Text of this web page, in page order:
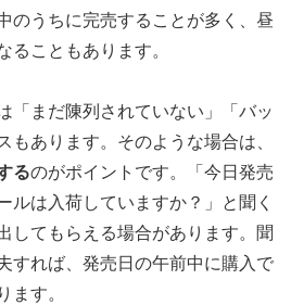
のうちに完売することが多く、昼
ることもあります。
「まだ陳列されていない」「バッ
もあります。そのような場合は、
るのがポイントです。「今日発売
ルは入荷していますか？」と聞く
してもらえる場合があります。聞
すれば、発売日の午前中に購入で
ます。